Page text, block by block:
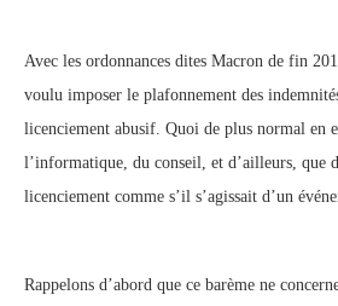
Avec les ordonnances dites Macron de fin
voulu imposer le plafonnement des
licenciement abusif. Quoi de plus normal en
l’informatique, du conseil, et d’ailleurs, que
licenciement comme s’il s’agissait d’un
Rappelons d’abord que ce barème ne